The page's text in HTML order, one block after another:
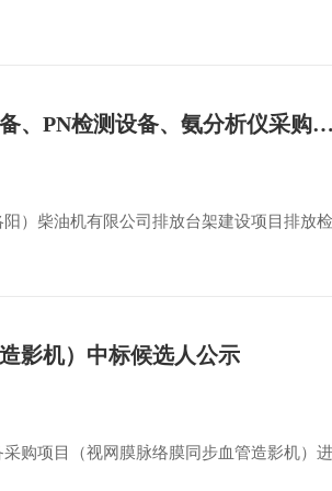
一拖（洛阳）柴油机有限公司排放台架建设项目排放检测设备、PN检测设备、氨分析仪采购采购结果公示
）柴油机有限公司排放台架建设项目排放
影机）中标候选人公示
购项目（视网膜脉络膜同步血管造影机）